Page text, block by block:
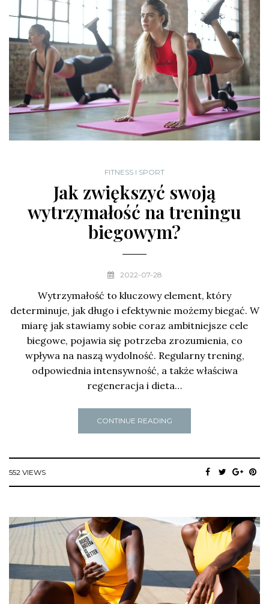
FITNESS I SPORT
Jak zwiększyć swoją
wytrzymałość na treningu
biegowym?
2022-07-28
Wytrzymałość to kluczowy element, który
determinuje, jak długo i efektywnie możemy biegać. W
miarę jak stawiamy sobie coraz ambitniejsze cele
biegowe, pojawia się potrzeba zrozumienia, co
wpływa na naszą wydolność. Regularny trening,
odpowiednia intensywność, a także właściwa
regeneracja i dieta…
CONTINUE READING
552 VIEWS